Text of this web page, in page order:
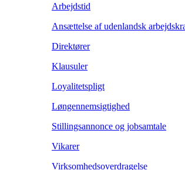
Arbejdstid
Ansættelse af udenlandsk
Direktører
Klausuler
Loyalitetspligt
Løngennemsigtighed
Stillingsannonce og jobsamtale
Vikarer
Virksomhedsoverdragelse